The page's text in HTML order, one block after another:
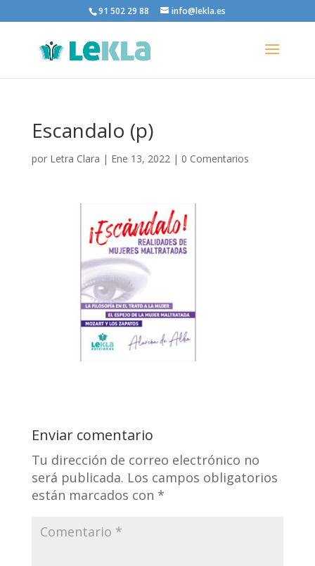
91 502 29 88 info@lekla.es
Escandalo (p)
por Letra Clara | Ene 13, 2022| 0 Comentarios
Enviar comentario
Tu dirección de correo electrónico no
será publicada. Los campos obligatorios
están marcados con *